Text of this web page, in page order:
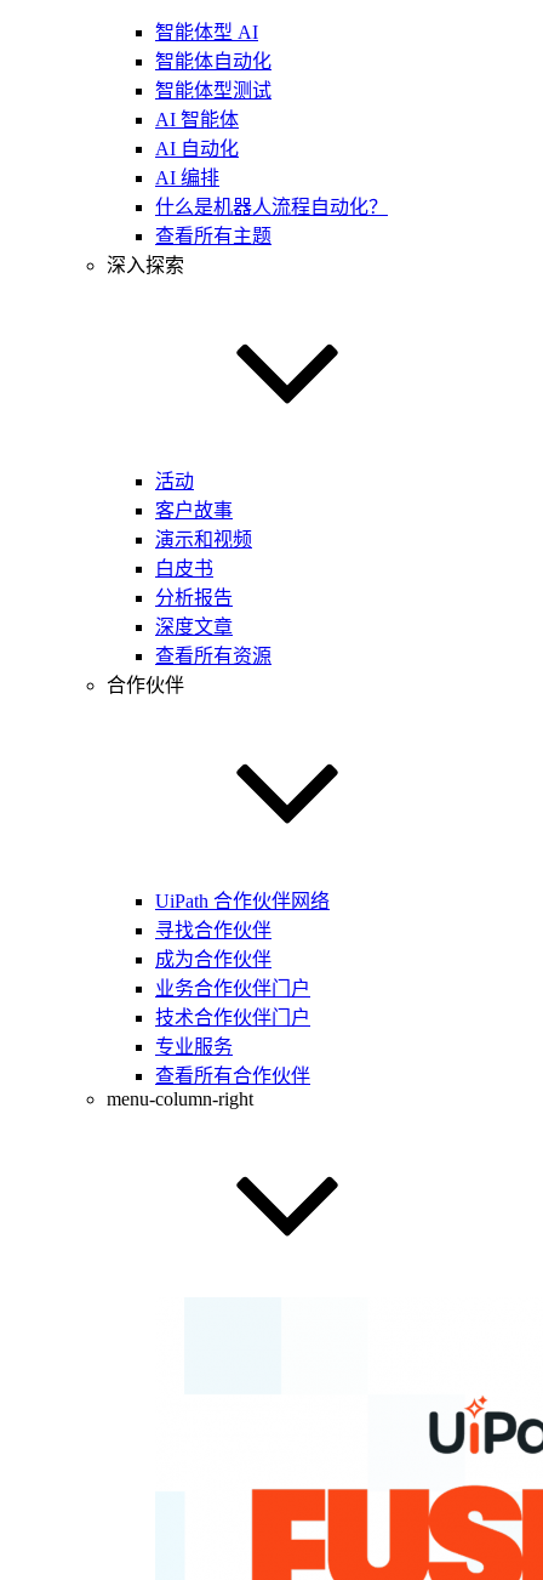
智能体型 AI
智能体自动化
智能体型测试
AI 智能体
AI 自动化
AI 编排
什么是机器人流程自动化？
查看所有主题
深入探索
活动
客户故事
演示和视频
白皮书
分析报告
深度文章
查看所有资源
合作伙伴
UiPath 合作伙伴网络
寻找合作伙伴
成为合作伙伴
业务合作伙伴门户
技术合作伙伴门户
专业服务
查看所有合作伙伴
menu-column-right